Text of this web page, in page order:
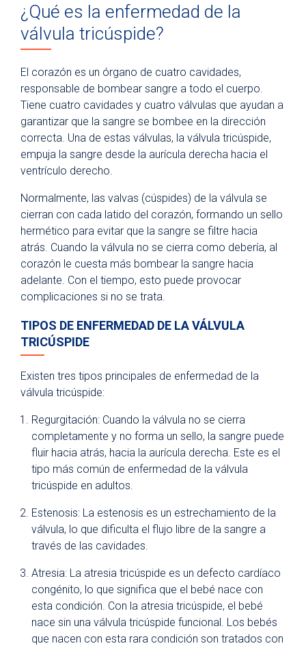
¿Qué es la enfermedad de la
válvula tricúspide?
El corazón es un órgano de cuatro cavidades,
responsable de bombear sangre a todo el cuerpo.
Tiene cuatro cavidades y cuatro válvulas que ayudan a
garantizar que la sangre se bombee en la dirección
correcta. Una de estas válvulas, la válvula tricúspide,
empuja la sangre desde la aurícula derecha hacia el
ventrículo derecho.
Normalmente, las valvas (cúspides) de la válvula se
cierran con cada latido del corazón, formando un sello
hermético para evitar que la sangre se filtre hacia
atrás. Cuando la válvula no se cierra como debería, al
corazón le cuesta más bombear la sangre hacia
adelante. Con el tiempo, esto puede provocar
complicaciones si no se trata.
TIPOS DE ENFERMEDAD DE LA VÁLVULA
TRICÚSPIDE
Existen tres tipos principales de enfermedad de la
válvula tricúspide:
Regurgitación: Cuando la válvula no se cierra
completamente y no forma un sello, la sangre puede
fluir hacia atrás, hacia la aurícula derecha. Este es el
tipo más común de enfermedad de la válvula
tricúspide en adultos.
Estenosis: La estenosis es un estrechamiento de la
válvula, lo que dificulta el flujo libre de la sangre a
través de las cavidades.
Atresia: La atresia tricúspide es un defecto cardíaco
congénito, lo que significa que el bebé nace con
esta condición. Con la atresia tricúspide, el bebé
nace sin una válvula tricúspide funcional. Los bebés
que nacen con esta rara condición son tratados con